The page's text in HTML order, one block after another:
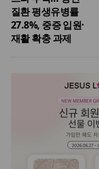
질환 평생유병률
27.8%, 중증 입원·
재활 확충 과제